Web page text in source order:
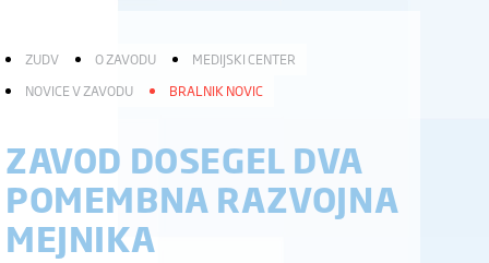
ZUDV O ZAVODU
MEDIJSKI CENTER
NOVICE V ZAVODU
BRALNIK NOVIC
ZAVOD DOSEGEL DVA
POMEMBNA RAZVOJNA
MEJNIKA